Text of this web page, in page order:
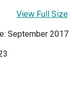
View Full Size
September 2017